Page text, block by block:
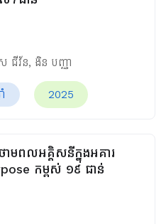
ជីវ័ន, ងិន បញ្ញា
2025
ថាមពលអគ្គិសនីក្នុងអគារ
កម្ពស់ ១៩ ជាន់